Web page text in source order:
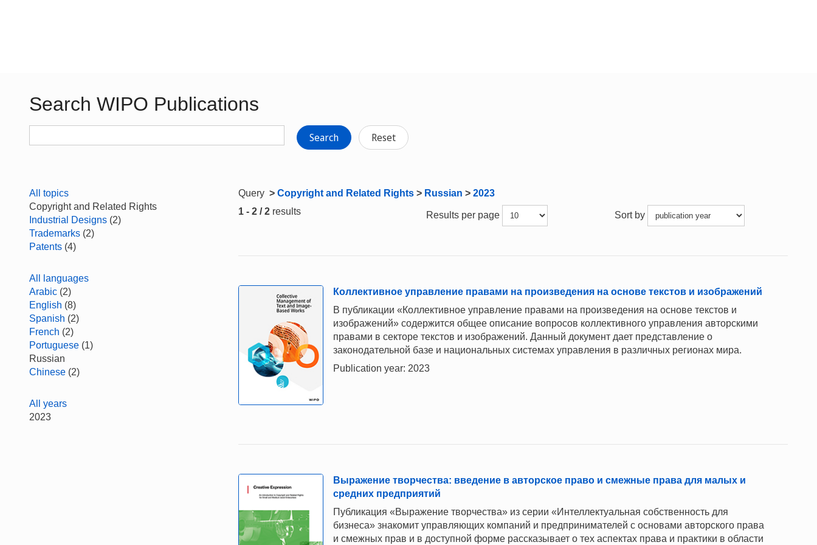
Search WIPO Publications
Search Reset
All topics
Copyright and Related Rights
Industrial Designs (2)
Trademarks (2)
Patents (4)
All languages
Arabic (2)
English (8)
Spanish (2)
French (2)
Portuguese (1)
Russian
Chinese (2)
All years
2023
Query > Copyright and Related Rights > Russian > 2023
1 - 2 / 2 results Results per page Sort by
Коллективное управление правами на произведения на основе текстов и изображений
В публикации «Коллективное управление правами на произведения на основе текстов и
изображений» содержится общее описание вопросов коллективного управления авторскими
правами в секторе текстов и изображений. Данный документ дает представление о
законодательной базе и национальных системах управления в различных регионах мира.
Publication year: 2023
Выражение творчества: введение в авторское право и смежные права для малых и
средних предприятий
Публикация «Выражение творчества» из серии «Интеллектуальная собственность для
бизнеса» знакомит управляющих компаний и предпринимателей с основами авторского права
и смежных прав и в доступной форме рассказывает о тех аспектах права и практики в области